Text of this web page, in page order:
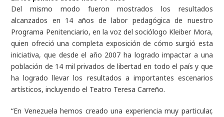
Del mismo modo fueron mostrados los resultados
alcanzados en 14 años de labor pedagógica de nuestro
Programa Penitenciario, en la voz del sociólogo Kleiber Mora,
quien ofreció una completa exposición de cómo surgió esta
iniciativa, que desde el año 2007 ha logrado impactar a una
población de 14 mil privados de libertad en todo el país y que
ha logrado llevar los resultados a importantes escenarios
artísticos, incluyendo el Teatro Teresa Carreño.
“En Venezuela hemos creado una experiencia muy particular,